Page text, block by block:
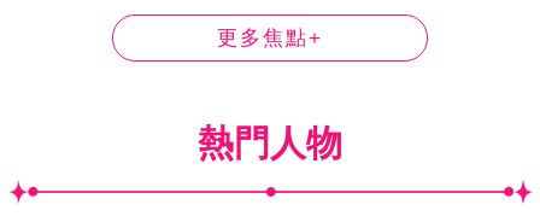
更多焦點+
熱門人物